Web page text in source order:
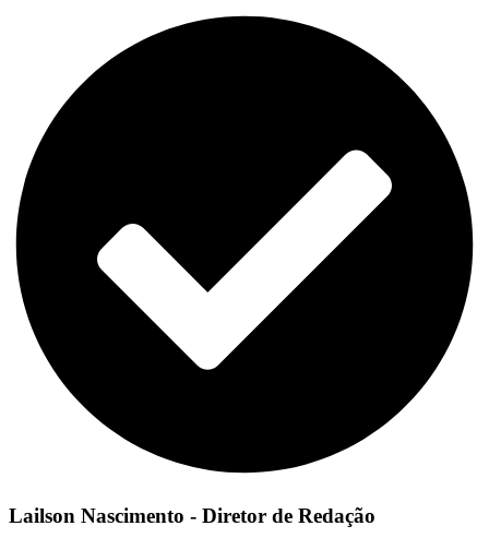
Lailson Nascimento - Diretor de Redação